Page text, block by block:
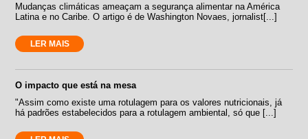
Mudanças climáticas ameaçam a segurança alimentar na América
Latina e no Caribe. O artigo é de Washington Novaes, jornalist[...]
LER MAIS
O impacto que está na mesa
"Assim como existe uma rotulagem para os valores nutricionais, já
há padrões estabelecidos para a rotulagem ambiental, só que [...]